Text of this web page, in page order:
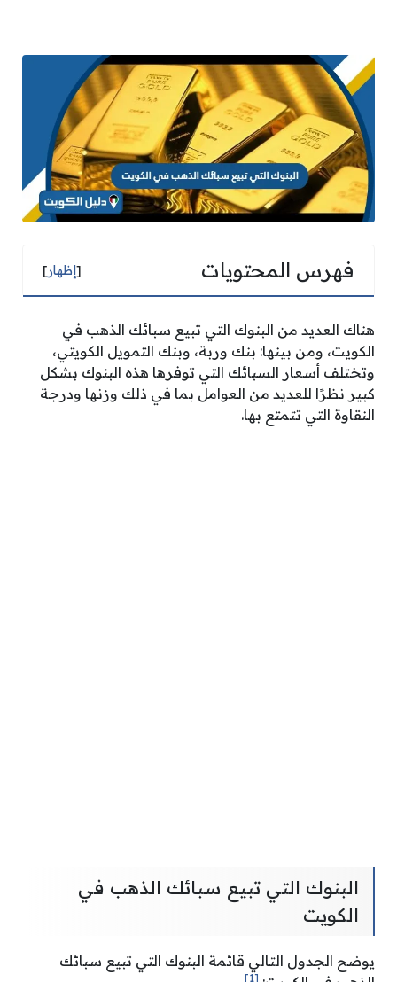
فهرس المحتويات [إظهار]
هناك العديد من البنوك التي تبيع سبائك الذهب في
الكويت، ومن بينها: بنك وربة، وبنك التمويل الكويتي،
وتختلف أسعار السبائك التي توفرها هذه البنوك بشكل
كبير نظرًا للعديد من العوامل بما في ذلك وزنها ودرجة
النقاوة التي تتمتع بها.
البنوك التي تبيع سبائك الذهب في
الكويت
يوضح الجدول التالي قائمة البنوك التي تبيع سبائك
[1]